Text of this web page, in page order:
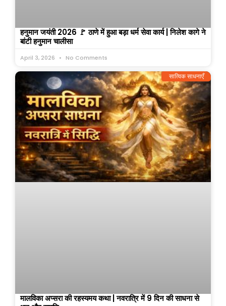
हनुमान जयंती 2026 🚩 ठाणे में हुआ बड़ा धर्म सेवा कार्य | निलेश कागे ने
बांटी हनुमान चालीसा
April 3, 2026 No Comments
सात्विक साधनाएँ
मालविका अप्सरा की रहस्यमय कथा | नवरात्रि में 9 दिन की साधना से